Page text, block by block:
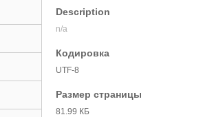
Description
n/a
Кодировка
UTF-8
Размер страницы
81.99 КБ